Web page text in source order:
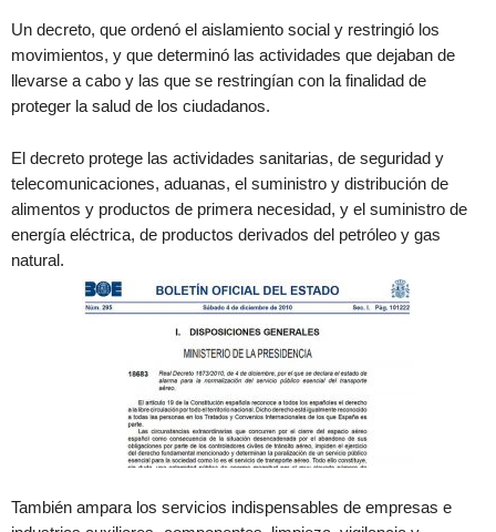
Un decreto, que ordenó el aislamiento social y restringió los
movimientos, y que determinó las actividades que dejaban de
llevarse a cabo y las que se restringían con la finalidad de
proteger la salud de los ciudadanos.
El decreto protege las actividades sanitarias, de seguridad y
telecomunicaciones, aduanas, el suministro y distribución de
alimentos y productos de primera necesidad, y el suministro de
energía eléctrica, de productos derivados del petróleo y gas
natural.
También ampara los servicios indispensables de empresas e